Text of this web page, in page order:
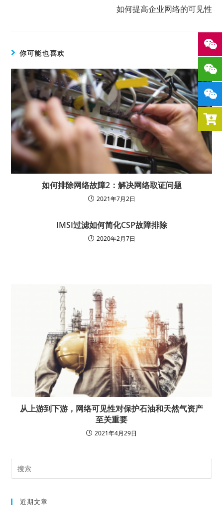
如何提高企业网络的可见性
你可能也喜欢
如何排除网络故障2：解决网络取证问题
2021年7月2日
IMSI过滤如何简化CSP故障排除
2020年2月7日
从上游到下游，网络可见性对保护石油和天然气资产
至关重要
2021年4月29日
近期文章